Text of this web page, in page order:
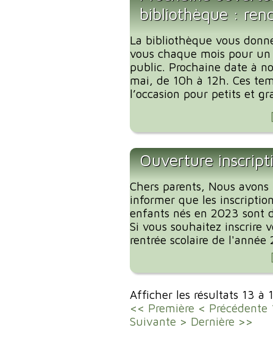
bibliothèque :
La bibliothèque vous
vous chaque mois pour
public. Prochaine date à
mai, de 10h à 12h. Ces
l’occasion pour petits et
Ouverture
Chers parents, Nous
informer que les
enfants nés en 2023 sont
Si vous souhaitez inscrire
rentrée scolaire de
Afficher les résultats 13 à
<< Première < Précédente
Suivante > Dernière >>